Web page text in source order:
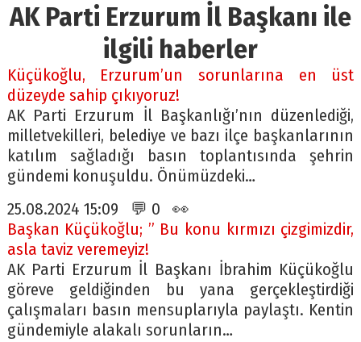
AK Parti Erzurum İl Başkanı ile
ilgili haberler
Küçükoğlu, Erzurum’un sorunlarına en üst
düzeyde sahip çıkıyoruz!
AK Parti Erzurum İl Başkanlığı’nın düzenlediği,
milletvekilleri, belediye ve bazı ilçe başkanlarının
katılım sağladığı basın toplantısında şehrin
gündemi konuşuldu. Önümüzdeki…
25.08.2024 15:09 💬 0 👀
Başkan Küçükoğlu; ” Bu konu kırmızı çizgimizdir,
asla taviz veremeyiz!
AK Parti Erzurum İl Başkanı İbrahim Küçükoğlu
göreve geldiğinden bu yana gerçekleştirdiği
çalışmaları basın mensuplarıyla paylaştı. Kentin
gündemiyle alakalı sorunların…